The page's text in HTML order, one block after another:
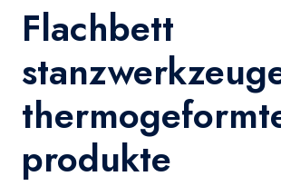
Flachbett
produkte